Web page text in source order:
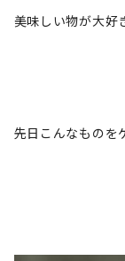
美味しい物が大好
先日こんなものを